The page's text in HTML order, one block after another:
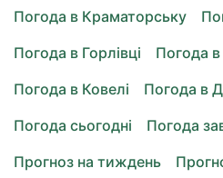
Погода в Краматорську
Погода в Горлівці
Погода
Погода в Ковелі
Погода в
Погода сьогодні
Погода
Прогноз на тиждень